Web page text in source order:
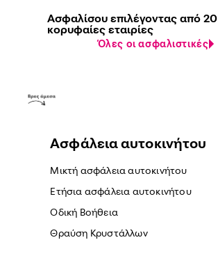
Ασφαλίσου επιλέγοντας από 20
κορυφαίες εταιρίες
Όλες οι ασφαλιστικές
Ασφάλεια αυτοκινήτου
Μικτή ασφάλεια αυτοκινήτου
Ετήσια ασφάλεια αυτοκινήτου
Οδική Βοήθεια
Θραύση Κρυστάλλων